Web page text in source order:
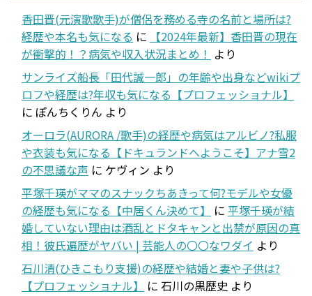
香田晋(元演歌歌手)が僧侶を務める寺の名前と場所は?
経歴や本名も気になる に
【2024年最新】香田晋の現在
が衝撃的！？病気や収入状況まとめ！ より
サンライズ船長「田代誠一郎」の年齢や出身などwikiプ
ロフや経歴は?年収も気になる【プロフェッショナル】
に ぽんちくりん より
オーロラ(AURORA /歌手)の経歴や病気はアルビノ?私服
や衣装も気になる【ドキュランドへようこそ】アナ雪2
の不思議な声 に ケヴィン より
平塚千瑛がママのスナックちあきって何?モデルや女優
の経歴も気になる【中居くん決めて】
に 平塚千瑛が結
婚していない理由は酒乱とドタキャンと出禁が原因の真
相！彼氏遍歴がヤバい | 芸能人の〇〇なワダイ より
石川清(ひきこもり支援)の経歴や結婚と妻や子供は?
【プロフェッショナル】
に 石川の黒歴史 より